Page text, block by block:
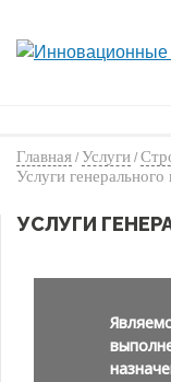
Главная / Услуги /
Услуги генерального
УСЛУГИ